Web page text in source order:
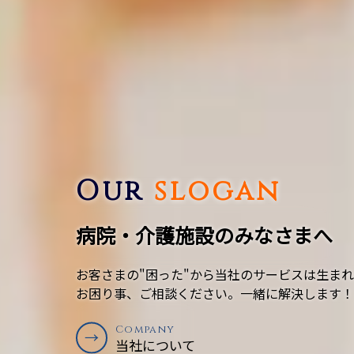
Our slogan
病院・介護施設のみなさまへ
お客さまの"困った"から当社のサービスは生ま
お困り事、ご相談ください。一緒に解決します！
→ Company
当社について
Company
当社について